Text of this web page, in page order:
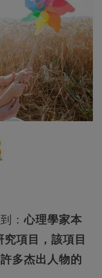
：心理學家本
究項目，該項目
多杰出人物的